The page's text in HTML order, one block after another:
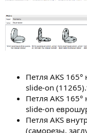
Петля AKS
slide-on
Петля AKS
slide-on
Петля AKS
(саморезы,